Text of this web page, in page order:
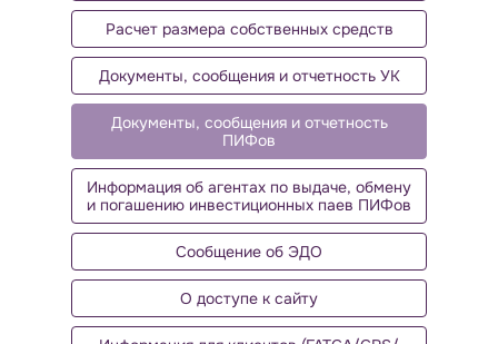
Расчет размера собственных средств
Документы, сообщения и отчетность УК
Документы, сообщения и отчетность
ПИФов
Информация об агентах по выдаче, обмену
и погашению инвестиционных паев ПИФов
Сообщение об ЭДО
О доступе к сайту